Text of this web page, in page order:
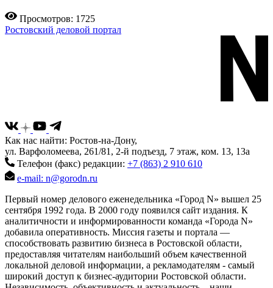
Просмотров: 1725
Ростовский деловой портал
Как нас найти: Ростов-на-Дону,
ул. Варфоломеева, 261/81, 2-й подъезд, 7 этаж, ком. 13, 13а
Телефон (факс) редакции: +7 (863) 2 910 610
e-mail: n@gorodn.ru
Первый номер делового еженедельника «Город N» вышел 25
сентября 1992 года. В 2000 году появился сайт издания. К
аналитичности и информированности команда «Города N»
добавила оперативность. Миссия газеты и портала —
способствовать развитию бизнеса в Ростовской области,
предоставляя читателям наибольший объем качественной
локальной деловой информации, а рекламодателям - самый
широкий доступ к бизнес-аудитории Ростовской области.